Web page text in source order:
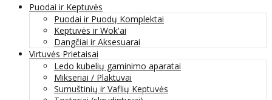
Puodai ir Keptuvės
Puodai ir Puodų Komplektai
Keptuvės ir Wok'ai
Dangčiai ir Aksesuarai
Virtuvės Prietaisai
Ledo kubelių gaminimo aparatai
Mikseriai / Plaktuvai
Sumuštinių ir Vaflių Keptuvės